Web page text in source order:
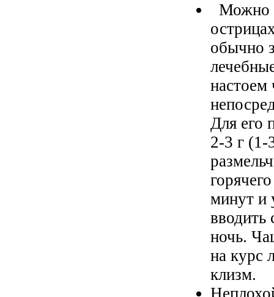
Можно
обычно
настоем
Для его
2-3 г (1-
минут и
ночь.
на курс
клизм.